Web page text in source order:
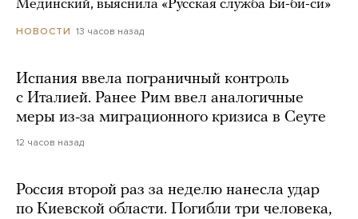
Мединский, выяснила «Русская служба Би-би-си»
НОВОСТИ 13 часов назад
Испания ввела пограничный контроль
с Италией. Ранее Рим ввел аналогичные
меры из-за миграционного кризиса в Сеуте
12 часов назад
Россия второй раз за неделю нанесла удар
по Киевской области. Погибли три человека,